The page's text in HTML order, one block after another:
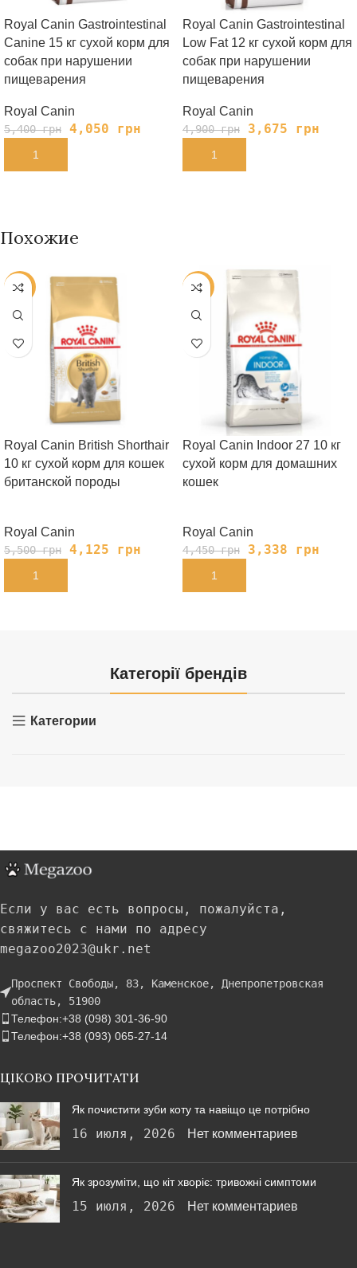
Royal Canin Gastrointestinal
Canine 15 кг сухой корм для
собак при нарушении
пищеварения
Royal Canin
5,400грн 4,050 грн
В КОРЗИНУ
Royal Canin Gastrointestinal
Low Fat 12 кг сухой корм для
собак при нарушении
пищеварения
Royal Canin
4,900грн 3,675 грн
В КОРЗИНУ
Похожие
-25%
Royal Canin British Shorthair
10 кг сухой корм для кошек
британской породы
Royal Canin
5,500грн 4,125 грн
В КОРЗИНУ
-25%
Royal Canin Indoor 27 10 кг
сухой корм для домашних
кошек
Royal Canin
4,450грн 3,338 грн
В КОРЗИНУ
Категорії брендів
Категории
Если у вас есть вопросы, пожалуйста,
свяжитесь с нами по адресу
megazoo2023@ukr.net
Проспект Свободы, 83, Каменское, Днепропетровская
область, 51900
Телефон:+38 (098) 301-36-90
Телефон:+38 (093) 065-27-14
ЦІКОВО ПРОЧИТАТИ
Як почистити зуби коту та навіщо це потрібно
16 июля, 2026 Нет комментариев
Як зрозуміти, що кіт хворіє: тривожні симптоми
15 июля, 2026 Нет комментариев